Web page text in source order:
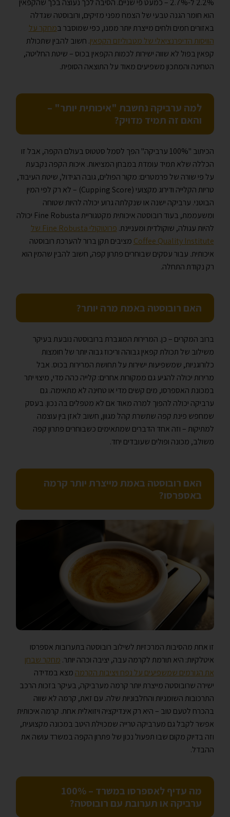
2.2% ל-2.7% – כמעט פי שניים. הסיבה לכך נעוצה בכך שהקפאין
הוא חומר הגנה טבעי של הצמח מפני מזיקים, ורובוסטה שגדלה
באזורים חמים ולחים מייצרת יותר ממנו, כפי שמוסבר במחקר על
הוויסות הדיפרנציאלי של מטבוליזם הקפאין. חשוב להבין שתכולת
קפאין בפול לא שווה ישירות לכמות הקפאין בכוס – שיטת החליטה,
הטחינה והמתכון משפיעים מאוד על התוצאה הסופית.
למה ערביקה נחשבת "איכותית יותר" –
והאם זה תמיד מדויק?
הכיתוב "100% ערביקה" הפך לסמל סטטוס בעולם הקפה, אבל זו
הכללה שלא תמיד עומדת במבחן המציאות. איכות הקפה נקבעת
על פי שורה של פרמטרים: מקור הפולים, גובה הגידול, שיטת העיבוד,
טריות הקלייה ודירוג מקצועי (Cupping Score) – לא רק לפי המין
הבוטני. ערביקה ישנה או שנקלתה גרוע יכולה להיות שטוחה
ומשעממת, בעוד רובוסטה איכותית מקטגוריית Fine Robusta יכולה
להיות עגולה, שוקולדית ומעניינת.
פרוטוקולי Fine Robusta של
Coffee Quality Institute מציבים תקן ברור להערכת רובוסטה
איכותית. עבור עסקים שבוחרים פתרון קפה, חשוב להבין שהמין הוא
רק נקודת התחלה.
האם רובוסטה באמת מרה יותר?
ברוב המקרים – כן. המרירות המוגברת ברובוסטה נובעת בעיקר
משילוב של תכולת קפאין גבוהה וריכוז גבוה יותר של חומצות
כלורוגניות, שמשפיעות ישירות על תחושת המרירות בכוס. אבל
מרירות יכולה להגיע גם ממקורות אחרים: קלייה כהה מדי, מיצוי יתר
במכונת האספרסו, מים קשים מדי או טחינה לא מתאימה. גם
ערביקה יכולה להפוך למרה מאוד אם לא מטפלים בה נכון. בעסק
שמחפש פינת קפה שתשרת קהל מגוון, חשוב לאזן בין עוצמה
למתיקות – וזה אחד הדברים שמתאימים כשבוחרים פתרון קפה
משולב, מכונה ופולים שעובדים יחד.
האם רובוסטה באמת מייצרת יותר קרמה
באספרסו?
זו אחת מהסיבות המרכזיות לשילוב רובוסטה בתערובות אספרסו
איטלקיות: היא תורמת לקרמה עבה, יציבה וכהה יותר. מחקר שבחן
את הגורמים שמשפיעים על נפח ויציבות הקרמה מצא במדידה
ישירה שרובוסטה מייצרת יותר קרמה מערביקה, בעיקר בזכות הרכב
התרכובות השומניות והחלבוניות שלה. עם זאת, קרמה לא שווה
בהכרח לטעם טוב – היא רק אינדיקציה ויזואלית אחת. קרמה איכותית
אפשר לקבל גם מערביקה טרייה שמכוילת היטב במכונה מקצועית,
וזה בדיוק מקום שבו תפעול נכון של פתרון הקפה במשרד עושה את
ההבדל.
מה עדיף לאספרסו במשרד – 100%
ערביקה או תערובת עם רובוסטה?